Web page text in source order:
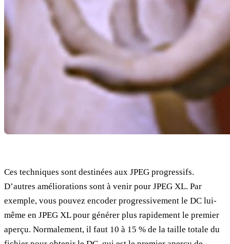
Ces techniques sont destinées aux JPEG progressifs.
D’autres améliorations sont à venir pour JPEG XL. Par
exemple, vous pouvez encoder progressivement le DC lui-
même en JPEG XL pour générer plus rapidement le premier
aperçu. Normalement, il faut 10 à 15 % de la taille totale du